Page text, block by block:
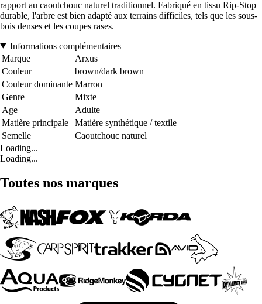
rapport au caoutchouc naturel traditionnel. Fabriqué en tissu Rip-Stop
durable, l'arbre est bien adapté aux terrains difficiles, tels que les sous-
bois denses et les coupes rases.
Informations complémentaires
Marque
Arxus
Couleur
brown/dark brown
Couleur dominante Marron
Genre
Mixte
Age
Adulte
Matière principale
Matière synthétique / textile
Semelle
Caoutchouc naturel
Loading...
Loading...
Toutes nos marques